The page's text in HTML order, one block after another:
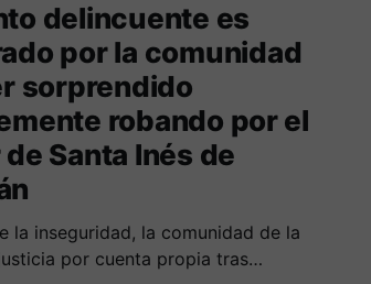
delincuente es
por la comunidad
sorprendido
robando por el
Santa Inés de
la inseguridad, la comunidad de la
por cuenta propia tras